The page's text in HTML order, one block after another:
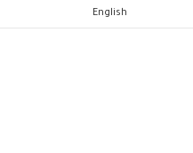
English